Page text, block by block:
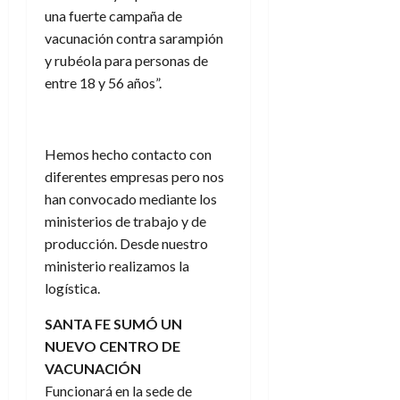
una fuerte campaña de
vacunación contra sarampión
y rubéola para personas de
entre 18 y 56 años”.
Hemos hecho contacto con
diferentes empresas pero nos
han convocado mediante los
ministerios de trabajo y de
producción. Desde nuestro
ministerio realizamos la
logística.
SANTA FE SUMÓ UN
NUEVO CENTRO DE
VACUNACIÓN
Funcionará en la sede de